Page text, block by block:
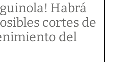
Habrá
cortes de
del